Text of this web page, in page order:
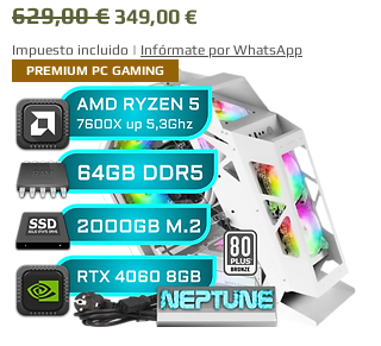
Precio
629,00 € Precio de oferta
349,00 €
Impuesto incluido | Infórmate por WhatsApp
PREMIUM PC GAMING